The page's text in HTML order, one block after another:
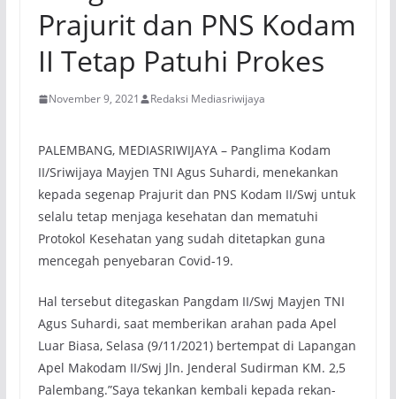
Prajurit dan PNS Kodam
II Tetap Patuhi Prokes
November 9, 2021 Redaksi Mediasriwijaya
PALEMBANG, MEDIASRIWIJAYA – Panglima Kodam
II/Sriwijaya Mayjen TNI Agus Suhardi, menekankan
kepada segenap Prajurit dan PNS Kodam II/Swj untuk
selalu tetap menjaga kesehatan dan mematuhi
Protokol Kesehatan yang sudah ditetapkan guna
mencegah penyebaran Covid-19.
Hal tersebut ditegaskan Pangdam II/Swj Mayjen TNI
Agus Suhardi, saat memberikan arahan pada Apel
Luar Biasa, Selasa (9/11/2021) bertempat di Lapangan
Apel Makodam II/Swj Jln. Jenderal Sudirman KM. 2,5
Palembang.”Saya tekankan kembali kepada rekan-